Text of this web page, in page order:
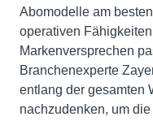
Abomodelle am
operativen
Markenversprechen
Branchenexperte
entlang der gesamten
nachzudenken, um